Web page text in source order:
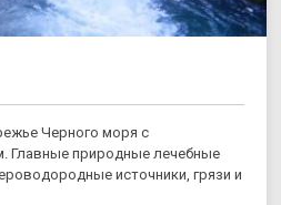
Черного моря с
Главные природные лечебные
источники, грязи и